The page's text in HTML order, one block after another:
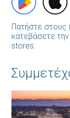
Πατήστε στους
κατεβάσετε
stores.